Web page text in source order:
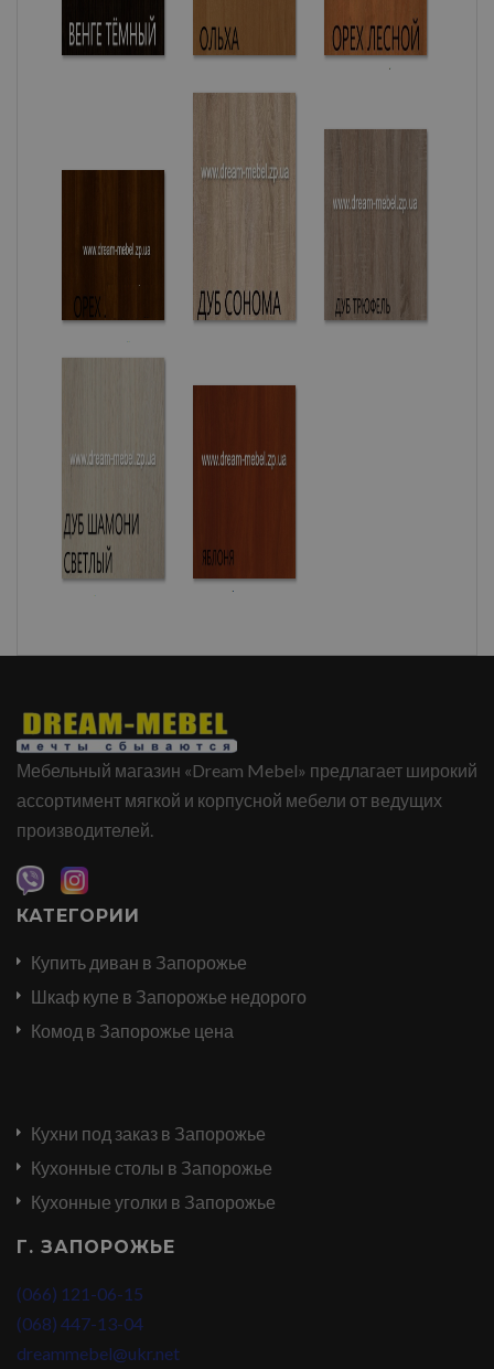
Мебельный магазин «Dream Mebel» предлагает широкий
ассортимент мягкой и корпусной мебели от ведущих
производителей.
КАТЕГОРИИ
Купить диван в Запорожье
Шкаф купе в Запорожье недорого
Комод в Запорожье цена
Кухни под заказ в Запорожье
Кухонные столы в Запорожье
Кухонные уголки в Запорожье
Г. ЗАПОРОЖЬЕ
(066) 121-06-15
(068) 447-13-04
dreammebel@ukr.net